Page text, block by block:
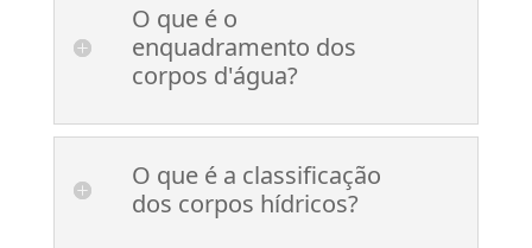
O que é o
enquadramento dos
corpos d'água?
O que é a classificação
dos corpos hídricos?